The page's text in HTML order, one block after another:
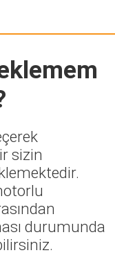
sizin
durumunda